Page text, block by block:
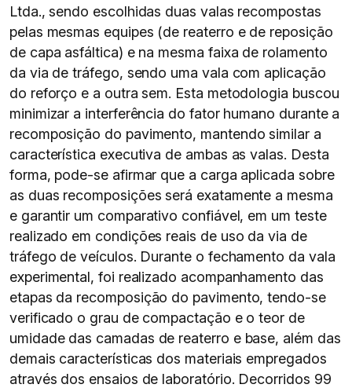
Ltda., sendo escolhidas duas valas recompostas
pelas mesmas equipes (de reaterro e de reposição
de capa asfáltica) e na mesma faixa de rolamento
da via de tráfego, sendo uma vala com aplicação
do reforço e a outra sem. Esta metodologia buscou
minimizar a interferência do fator humano durante a
recomposição do pavimento, mantendo similar a
característica executiva de ambas as valas. Desta
forma, pode-se afirmar que a carga aplicada sobre
as duas recomposições será exatamente a mesma
e garantir um comparativo confiável, em um teste
realizado em condições reais de uso da via de
tráfego de veículos. Durante o fechamento da vala
experimental, foi realizado acompanhamento das
etapas da recomposição do pavimento, tendo-se
verificado o grau de compactação e o teor de
umidade das camadas de reaterro e base, além das
demais características dos materiais empregados
através dos ensaios de laboratório. Decorridos 99